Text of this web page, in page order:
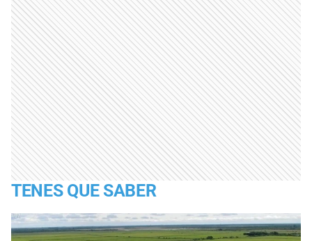
TENES QUE SABER